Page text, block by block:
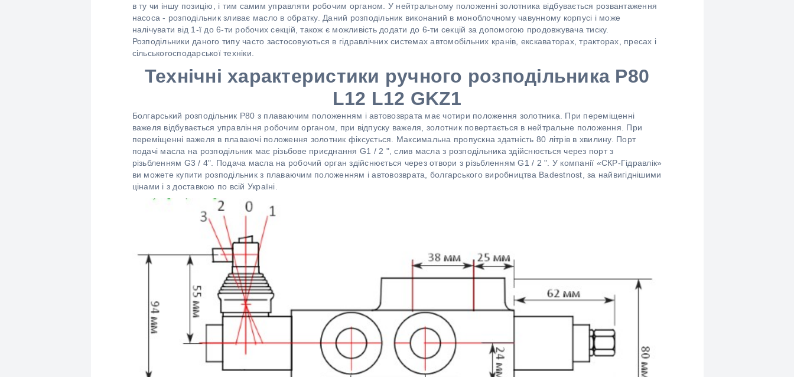
в ту чи іншу позицію, і тим самим управляти робочим органом. У нейтральному положенні золотника відбувається розвантаження
насоса - розподільник зливає масло в обратку. Даний розподільник виконаний в моноблочному чавунному корпусі і може
налічувати від 1-ї до 6-ти робочих секцій, також є можливість додати до 6-ти секцій за допомогою продовжувача тиску.
Розподільники даного типу часто застосовуються в гідравлічних системах автомобільних кранів, екскаваторах, тракторах, пресах і
сільськогосподарської техніки.
Технічні характеристики ручного розподільника P80
L12 L12 GKZ1
Болгарський розподільник P80 з плаваючим положенням і автовозврата має чотири положення золотника. При переміщенні
важеля відбувається управління робочим органом, при відпуску важеля, золотник повертається в нейтральне положення. При
переміщенні важеля в плаваючі положення золотник фіксується. Максимальна пропускна здатність 80 літрів в хвилину. Порт
подачі масла на розподільник має різьбове приєднання G1 / 2 ", слив масла з розподільника здійснюється через порт з
різьбленням G3 / 4". Подача масла на робочий орган здійснюється через отвори з різьбленням G1 / 2 ". У компанії «СКР-Гідравлік»
ви можете купити розподільник з плаваючим положенням і автовозврата, болгарського виробництва Badestnost, за найвигіднішими
цінами і з доставкою по всій Україні.